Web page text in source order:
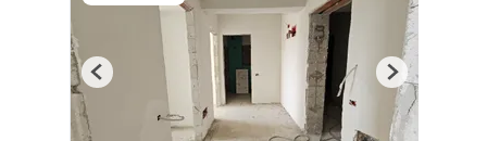
Previous Next